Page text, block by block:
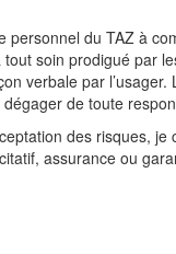
personnel du TAZ à
soin prodigué par
verbale par
de toute
des risques, je
assurance ou